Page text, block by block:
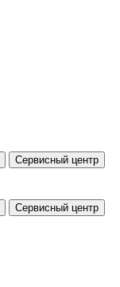
Сервисный центр
Сервисный центр